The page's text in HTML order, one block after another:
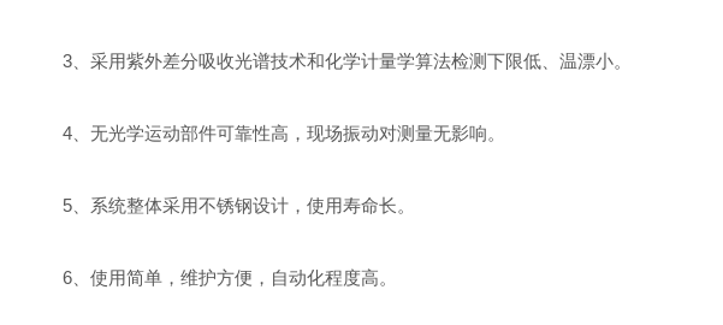
3、采用紫外差分吸收光谱技术和化学计量学算法检测下限低、温漂小。
4、无光学运动部件可靠性高，现场振动对测量无影响。
5、系统整体采用不锈钢设计，使用寿命长。
6、使用简单，维护方便，自动化程度高。